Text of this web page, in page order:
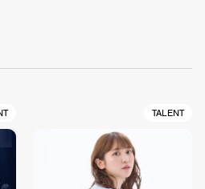
TALENT